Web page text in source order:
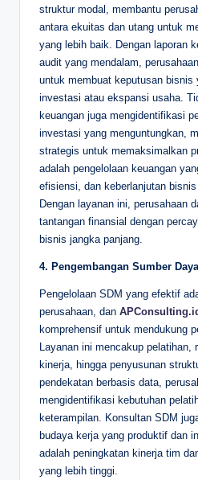
struktur modal, membantu
antara ekuitas dan utang untuk
yang lebih baik. Dengan laporan
audit yang mendalam,
untuk membuat keputusan bisnis
investasi atau ekspansi usaha.
keuangan juga mengidentifikasi
investasi yang menguntungkan,
strategis untuk memaksimalkan
adalah pengelolaan keuangan
efisiensi, dan keberlanjutan
Dengan layanan ini, perusahaan
tantangan finansial dengan
bisnis jangka panjang.
4. Pengembangan Sumber
Pengelolaan SDM yang efektif
perusahaan, dan
komprehensif untuk mendukung
Layanan ini mencakup pelatihan,
kinerja, hingga penyusunan
pendekatan berbasis data,
mengidentifikasi kebutuhan
keterampilan. Konsultan SDM
budaya kerja yang produktif dan
adalah peningkatan kinerja tim
yang lebih tinggi.